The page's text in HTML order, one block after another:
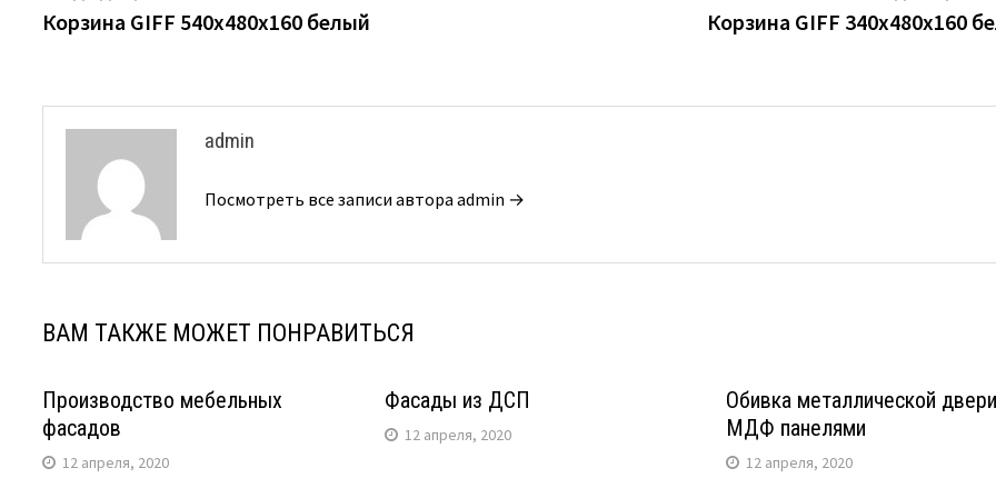
по
запись:
Корзина GIFF 540х480х160 белый Корзина GIFF 340х480х160
admin
Посмотреть все записи автора admin →
ВАМ ТАКЖЕ МОЖЕТ ПОНРАВИТЬСЯ
Производство мебельных
фасадов
12 апреля, 2020
Фасады из ДСП
12 апреля, 2020
Обивка металлической двери
МДФ панелями
12 апреля, 2020